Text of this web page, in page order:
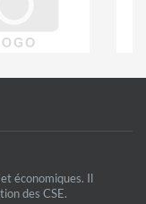
économiques. Il
des CSE.